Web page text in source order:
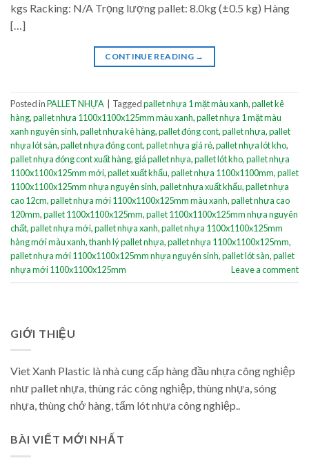
kgs Racking: N/A Trọng lượng pallet: 8.0kg (±0.5 kg) Hàng
[…]
CONTINUE READING →
Posted inPALLET NHỰA Taggedpallet nhựa 1 mặt màu xanh,pallet kê
hàng,pallet nhựa 1100x1100x125mm màu xanh,pallet nhựa 1 mặt màu
xanh nguyên sinh,pallet nhựa kê hàng,pallet đóng cont,pallet nhựa,pallet
nhựa lót sàn,pallet nhựa đóng cont,pallet nhựa giá rẻ,pallet nhựa lót kho,
pallet nhựa đóng cont xuất hàng, giá pallet nhựa,pallet lót kho,pallet nhựa
1100x1100x125mm mới,pallet xuất khẩu,pallet nhựa 1100x1100mm,pallet
1100x1100x125mm nhựa nguyên sinh,pallet nhựa xuất khẩu,pallet nhựa
cao 12cm,pallet nhựa mới 1100x1100x125mm màu xanh,pallet nhựa cao
120mm,pallet 1100x1100x125mm,pallet 1100x1100x125mm nhựa nguyên
chất,pallet nhựa mới,pallet nhựa xanh,pallet nhựa 1100x1100x125mm
hàng mới màu xanh,thanh lý pallet nhựa,pallet nhựa 1100x1100x125mm,
pallet nhựa mới 1100x1100x125mm nhựa nguyên sinh,pallet lót sàn,pallet
nhựa mới 1100x1100x125mm
Leave a comment
GIỚI THIỆU
Viet Xanh Plastic là nhà cung cấp hàng đầu nhựa công nghiệp
như pallet nhựa, thùng rác công nghiệp, thùng nhựa, sóng
nhựa, thùng chở hàng, tấm lót nhựa công nghiệp..
BÀI VIẾT MỚI NHẤT